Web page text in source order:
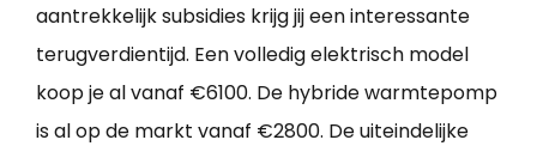
aantrekkelijk subsidies krijg jij een interessante
terugverdientijd. Een volledig elektrisch model
koop je al vanaf €6100. De hybride warmtepomp
is al op de markt vanaf €2800. De uiteindelijke